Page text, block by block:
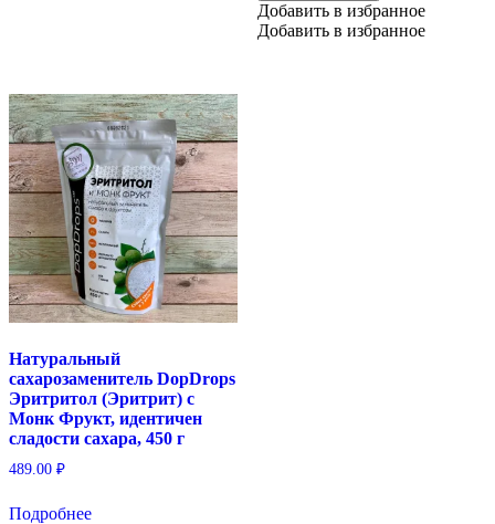
Добавить в избранное
Добавить в избранное
Натуральный
сахарозаменитель DopDrops
Эритритол (Эритрит) с
Монк Фрукт, идентичен
сладости сахара, 450 г
489.00 ₽
Подробнее